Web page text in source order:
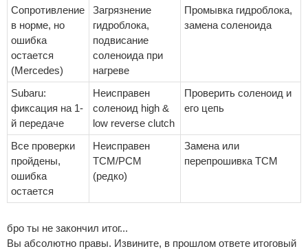
Сопротивление
в норме, но
ошибка
остается
(Mercedes)
Загрязнение
гидроблока,
подвисание
соленоида при
нагреве
Промывка гидроблока,
замена соленоида
Subaru:
фиксация на 1-
й передаче
Неисправен
соленоид high &
low reverse clutch
Проверить соленоид и
его цепь
Все проверки
пройдены,
ошибка
остается
Неисправен
TCM/PCM
(редко)
Замена или
перепрошивка TCM
бро ты не закончил итог...
Вы абсолютно правы. Извините, в прошлом ответе итоговый